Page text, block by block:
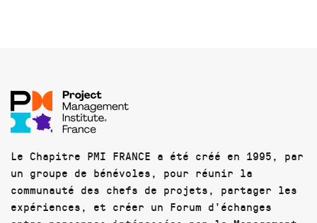
Le Chapitre PMI FRANCE a été créé en 1995, par
un groupe de bénévoles, pour réunir la
communauté des chefs de projets, partager les
expériences, et créer un Forum d'échanges